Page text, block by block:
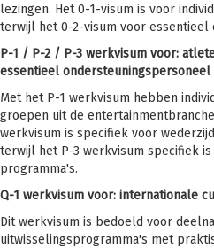
lezingen. Het 0-1-visum is voor
terwijl het 0-2-visum voor essentieel
P-1 / P-2 / P-3 werkvisum voor:
essentieel ondersteuningspersoneel
Met het P-1 werkvisum hebben
groepen uit de
werkvisum is specifiek voor
terwijl het P-3 werkvisum specifiek
programma's.
Q-1 werkvisum voor: internationale
Dit werkvisum is bedoeld voor
uitwisselingsprogramma's met